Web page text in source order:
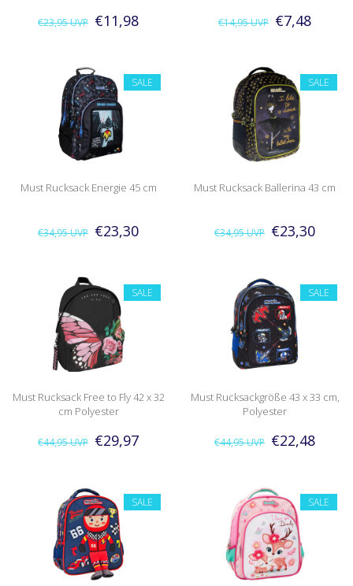
€23,95UVP €11,98 €14,95UVP €7,48
SALE
Must Rucksack Energie 45 cm
€34,95UVP €23,30
SALE
Must Rucksack Ballerina 43 cm
€34,95UVP €23,30
SALE
Must Rucksack Free to Fly 42 x 32
cm Polyester
€44,95UVP €29,97
SALE
Must Rucksackgröße 43 x 33 cm,
Polyester
€44,95UVP €22,48
SALE SALE